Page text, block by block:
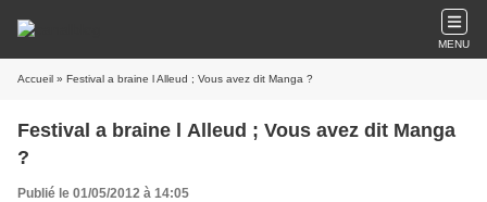
MENU
Accueil » Festival a braine l Alleud ; Vous avez dit Manga ?
Festival a braine l Alleud ; Vous avez dit Manga
?
Publié le 01/05/2012 à 14:05